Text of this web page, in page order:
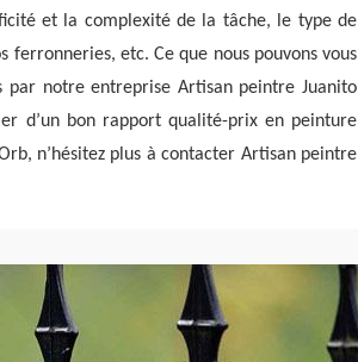
et la complexité de la tâche, le type de
ferronneries, etc. Ce que nous pouvons vous
par notre entreprise Artisan peintre Juanito
d’un bon rapport qualité-prix en peinture
n’hésitez plus à contacter Artisan peintre